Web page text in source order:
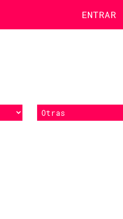
ENTRAR